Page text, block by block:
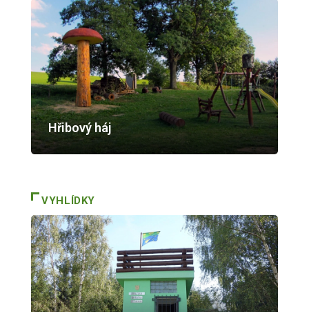
Hřibový háj
VYHLÍDKY